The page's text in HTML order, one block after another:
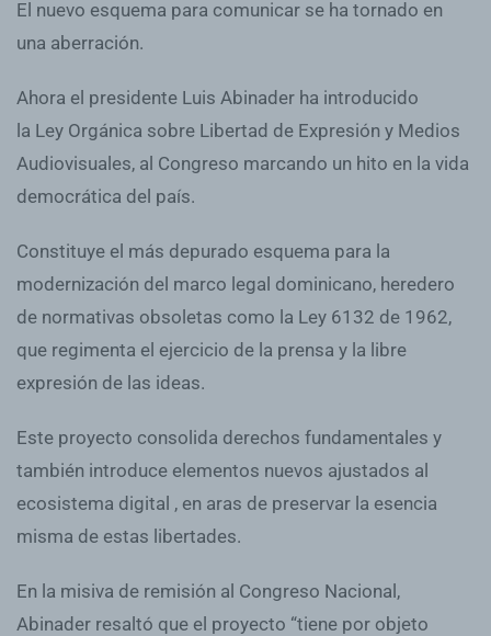
El nuevo esquema para comunicar se ha tornado en
una aberración.
Ahora el presidente Luis Abinader ha introducido
la Ley Orgánica sobre Libertad de Expresión y Medios
Audiovisuales, al Congreso marcando un hito en la vida
democrática del país.
Constituye el más depurado esquema para la
modernización del marco legal dominicano, heredero
de normativas obsoletas como la Ley 6132 de 1962,
que regimenta el ejercicio de la prensa y la libre
expresión de las ideas.
Este proyecto consolida derechos fundamentales y
también introduce elementos nuevos ajustados al
ecosistema digital , en aras de preservar la esencia
misma de estas libertades.
En la misiva de remisión al Congreso Nacional,
Abinader resaltó que el proyecto “tiene por objeto